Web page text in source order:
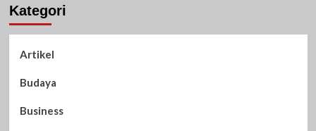
Kategori
Artikel
Budaya
Business